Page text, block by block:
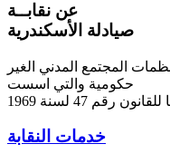
عن نقابــة
صيادلة الأسكندرية
المجتمع المدني الغير
حكومية والتي اسست
رقم 47 لسنة 1969
خدمات النقابة